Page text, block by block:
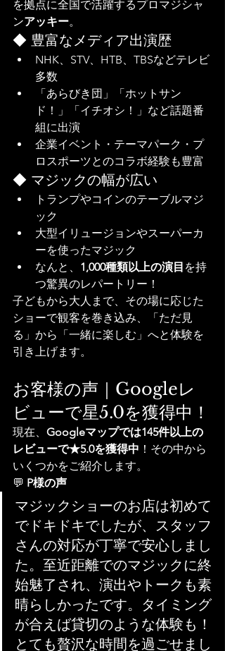
を拠点に全国で活躍するプロマジシャ
ンアッキー。
◆ 豊富なメディア出演歴
NHK、STV、HTB、TBSなどテレビ
多数
「あらびき団」「ホットサン
ド！」「イチオシ！」など話題番
組に出演
企業イベント・テーマパーク・プ
ロスポーツとのコラボ経験も豊富
◆ マジックの幅が広い
トランプやコインのテーブルマジ
ック
大型イリュージョンやスーパーカ
ーを使ったマジック
なんと、 1,000種類以上の演目 を持
つ驚異のレパートリー！
子どもから大人まで、その場に応じた
ショーで観客を巻き込み、「ただ見
る」から「一緒に楽しむ」へと体験を
引き上げます。
お客様の声｜Googleレ
ビューで星5.0を獲得中！
現在、 Googleマップでは145件以上の
レビューで★5.0を獲得中 ！その中から
いくつかをご紹介します。
💬 P様の声
マジックショーのお店は初めて
でドキドキでしたが、スタッフ
さんの対応が丁寧で安心しまし
た。至近距離でのマジックに終
始魅了され、演出やトークも素
晴らしかったです。タイミング
が合えば貸切のような体験も！
とても贅沢な時間を過ごせまし